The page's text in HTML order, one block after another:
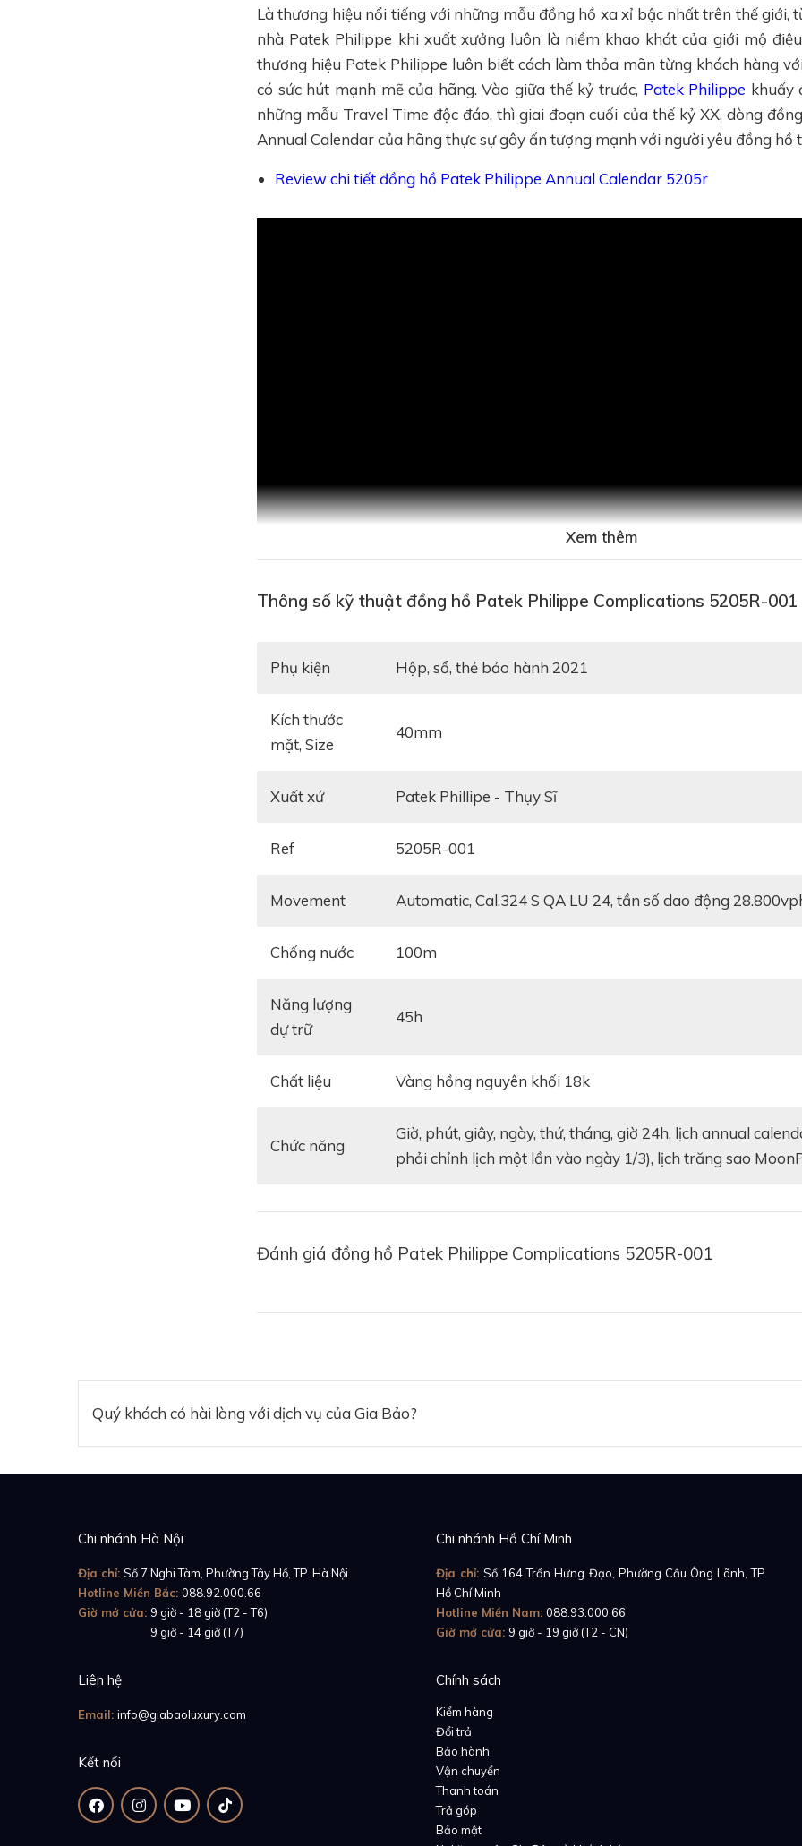
Là thương hiệu nổi tiếng với những mẫu đồng hồ xa xỉ bậc nhất trên thế giới,
nhà Patek Philippe khi xuất xưởng luôn là niềm khao khát của giới mộ
thương hiệu Patek Philippe luôn biết cách làm thỏa mãn từng khách hàng
có sức hút mạnh mẽ của hãng. Vào giữa thế kỷ trước, Patek Philippe khuấy
những mẫu Travel Time độc đáo, thì giai đoạn cuối của thế kỷ XX, dòng
Annual Calendar của hãng thực sự gây ấn tượng mạnh với người yêu đồng hồ
Review chi tiết đồng hồ Patek Philippe Annual Calendar 5205r
Xem thêm
Thông số kỹ thuật đồng hồ Patek Philippe Complications 5205R-001
Phụ kiện Hộp, sổ, thẻ bảo hành 2021
Kích thước
mặt, Size
40mm
Xuất xứ Patek Phillipe - Thụy Sĩ
Ref 5205R-001
Movement Automatic, Cal.324 S QA LU 24, tần số dao động
Chống nước 100m
Năng lượng
dự trữ
45h
Chất liệu Vàng hồng nguyên khối 18k
Chức năng
giờ, phút, giây, ngày, thứ, tháng, giờ 24h, lịch annual calendar(1 năm bạn chỉ
phải chỉnh lịch một lần vào ngày 1/3), lịch trăng sao
Đánh giá đồng hồ Patek Philippe Complications 5205R-001
Quý khách có hài lòng với dịch vụ của Gia Bảo?
Chi nhánh Hà Nội
Địa chỉ: Số 7 Nghi Tàm, Phường Tây Hồ, TP. Hà Nội
Hotline Miền Bắc: 088.92.000.66
Giờ mở cửa: 9 giờ - 18 giờ (T2 - T6)
9 giờ - 14 giờ (T7)
Chi nhánh Hồ Chí Minh
Địa chỉ:Số 164 Trần Hưng Đạo, Phường Cầu Ông Lãnh, TP.
Hồ Chí Minh
Hotline Miền Nam: 088.93.000.66
Giờ mở cửa: 9 giờ - 19 giờ (T2 - CN)
Liên hệ
Email: info@giabaoluxury.com
Kết nối
Chính sách
Kiểm hàng
Đổi trả
Bảo hành
Vận chuyển
Thanh toán
Trả góp
Bảo mật